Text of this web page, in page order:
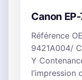
Canon
Référence
9421A004/
Y
l’impression